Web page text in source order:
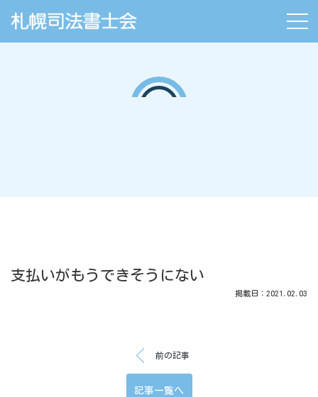
支払いがもうできそうにない
掲載日：2021.02.03
前の記事
記事一覧へ